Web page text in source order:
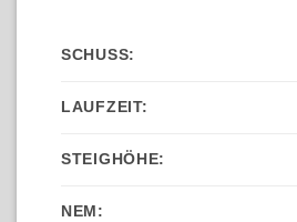
SCHUSS:
LAUFZEIT:
STEIGHÖHE:
NEM: